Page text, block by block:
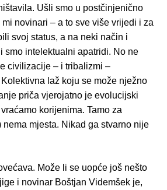
Ušli smo u postčinjenično
novinari – a to sve više vrijedi i za
svoj status, a na neki način i
smo intelektualni apatridi. No ne
civilizacije – i tribalizmi –
laž koju se može nježno
priča vjerojatno je evolucijski
korijenima. Tamo za
mjesta. Nikad ga stvarno nije
Može li se uopće još nešto
i novinar Boštjan Videmšek je,